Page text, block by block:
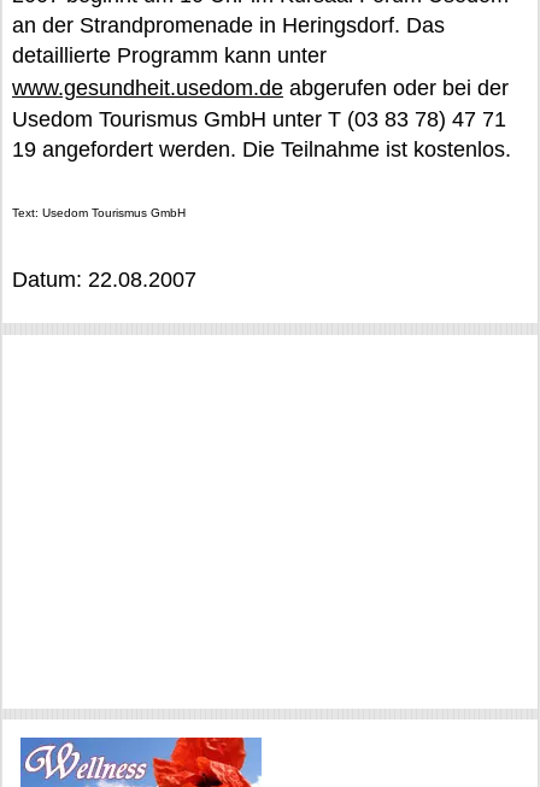
an der Strandpromenade in Heringsdorf. Das
detaillierte Programm kann unter
www.gesundheit.usedom.de abgerufen oder bei der
Usedom Tourismus GmbH unter T (03 83 78) 47 71
19 angefordert werden. Die Teilnahme ist kostenlos.
Text: Usedom Tourismus GmbH
Datum: 22.08.2007